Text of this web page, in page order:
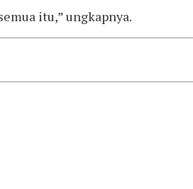
itu,” ungkapnya.